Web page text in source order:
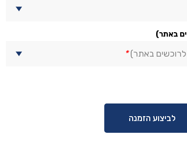
באתר)
לרוכשים באתר)*
לביצוע הזמנה